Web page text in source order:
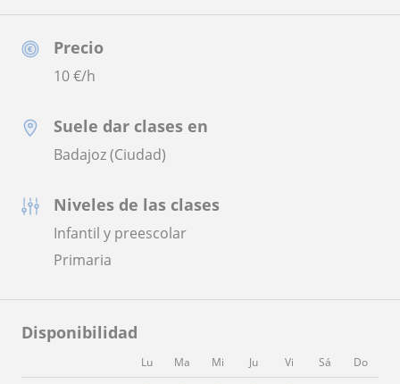
Precio
10€/h
Suele dar clases en
Badajoz (Ciudad)
Niveles de las clases
Infantil y preescolar
Primaria
Disponibilidad
Lu Ma Mi Ju Vi Sá Do